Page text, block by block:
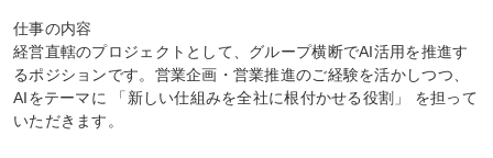
仕事の内容
経営直轄のプロジェクトとして、グループ横断でAI活用を推進す
るポジションです。営業企画・営業推進のご経験を活かしつつ、
AIをテーマに 「新しい仕組みを全社に根付かせる役割」 を担って
いただきます。